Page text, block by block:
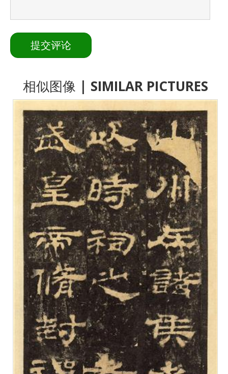
相似图像 | SIMILAR PICTURES